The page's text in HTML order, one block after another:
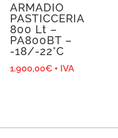
ARMADIO
PASTICCERIA
800 Lt –
PA800BT –
-18/-22°C
1.900,00€+ IVA